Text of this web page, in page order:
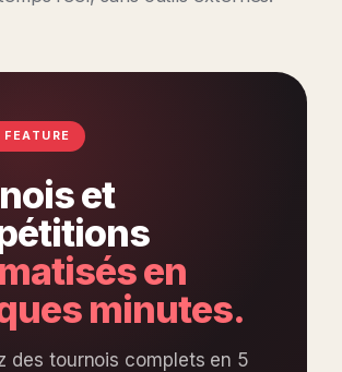
et
en
minutes.
des tournois complets en 5